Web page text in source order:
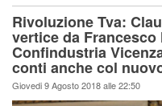
Rivoluzione Tva:
vertice da
Confindustria
conti anche col
Giovedi 9 Agosto 2018 alle 22:50